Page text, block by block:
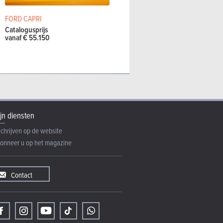
FORD CAPRI
Catalogusprijs
vanaf € 55.150
diensten
op de website
u op het magazine
Contact